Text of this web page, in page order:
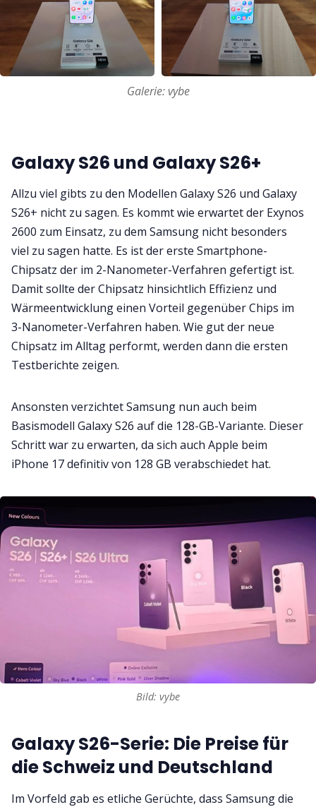
Galerie: vybe
Galaxy S26 und Galaxy S26+
Allzu viel gibts zu den Modellen Galaxy S26 und Galaxy
S26+ nicht zu sagen. Es kommt wie erwartet der Exynos
2600 zum Einsatz, zu dem Samsung nicht besonders
viel zu sagen hatte. Es ist der erste Smartphone-
Chipsatz der im 2-Nanometer-Verfahren gefertigt ist.
Damit sollte der Chipsatz hinsichtlich Effizienz und
Wärmeentwicklung einen Vorteil gegenüber Chips im
3-Nanometer-Verfahren haben. Wie gut der neue
Chipsatz im Alltag performt, werden dann die ersten
Testberichte zeigen.
Ansonsten verzichtet Samsung nun auch beim
Basismodell Galaxy S26 auf die 128-GB-Variante. Dieser
Schritt war zu erwarten, da sich auch Apple beim
iPhone 17 definitiv von 128 GB verabschiedet hat.
Bild: vybe
Galaxy S26-Serie: Die Preise für
die Schweiz und Deutschland
Im Vorfeld gab es etliche Gerüchte, dass Samsung die